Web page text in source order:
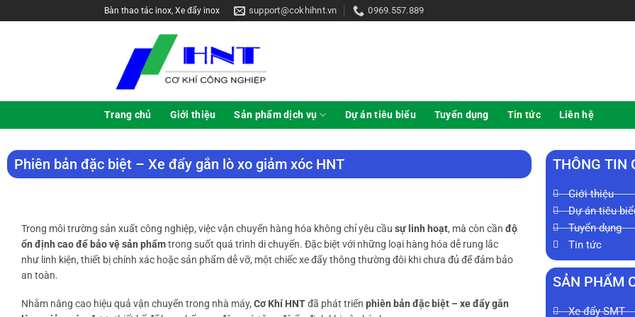
Bàn thao tác inox, Xe đẩy inox support@cokhihnt.vn 0969.557.889
Trang chủ Giới thiệu Sản phẩm dịch vụ Dự án tiêu biểu Tuyển dụng Tin tức Liên hệ
Phiên bản đặc biệt – Xe đẩy gắn lò xo giảm xóc HNT
Trong môi trường sản xuất công nghiệp, việc vận chuyển hàng hóa không chỉ yêu cầu sự linh hoạt, mà còn cần độ
ổn định cao để bảo vệ sản phẩmtrong suốt quá trình di chuyển. Đặc biệt với những loại hàng hóa dễ rung lắc
như linh kiện, thiết bị chính xác hoặc sản phẩm dễ vỡ, một chiếc xe đẩy thông thường đôi khi chưa đủ để đảm bảo
an toàn.
Nhằm nâng cao hiệu quả vận chuyển trong nhà máy, Cơ Khí HNTđã phát triển phiên bản đặc biệt – xe đẩy gắn
THÔNG TIN
Giới thiệu
Dự án tiêu
Tuyển dụng
Tin tức
SẢN PHẨM
Xe đẩy SMT